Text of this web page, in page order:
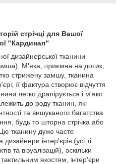
стрічці для Вашої
"Кардинал"
дизайнерської тканини
М'яка, приємна на дотик,
стрижену замшу, тканина
її фактура створює відчуття
легко драпірується і м'яко
до роду тканин, які
та вишуканого багатства
будь то шторна стрічка або
тканину дуже часто
інтер'єрів (усі ті
та візуалізацій), оскільки
якостям, інтер'єри